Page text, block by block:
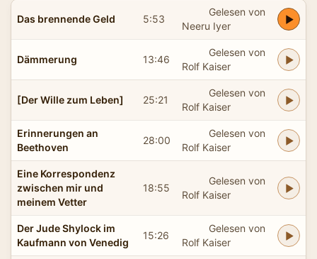
Das brennende Geld 5:53
Gelesen von
Neeru Iyer
Dämmerung 13:46
Gelesen von
Rolf Kaiser
[Der Wille zum Leben] 25:21
Gelesen von
Rolf Kaiser
Erinnerungen an
Beethoven
28:00
Gelesen von
Rolf Kaiser
Eine Korrespondenz
zwischen mir und
meinem Vetter
18:55
Gelesen von
Rolf Kaiser
Der Jude Shylock im
Kaufmann von Venedig
15:26
Gelesen von
Rolf Kaiser